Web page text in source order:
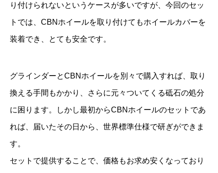
り付けられないというケースが多いですが、今回のセッ
トでは、CBNホイールを取り付けてもホイールカバーを
装着でき、とても安全です。
グラインダーとCBNホイールを別々で購入すれば、取り
換える手間もかかり、さらに元々ついてくる砥石の処分
に困ります。しかし最初からCBNホイールのセットであ
れば、届いたその日から、世界標準仕様で研ぎができま
す。
セットで提供することで、価格もお求め安くなっており